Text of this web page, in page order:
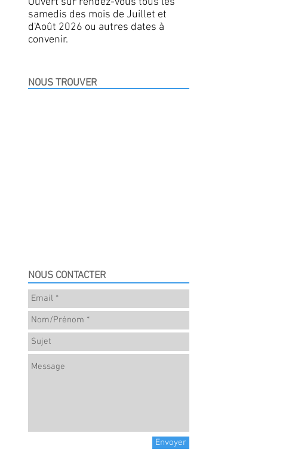
NOUS CONTACTER
Envoyer
samedis des mois de Juillet et
d'Août 2026 ou autres dates à
convenir.
NOUS TROUVER